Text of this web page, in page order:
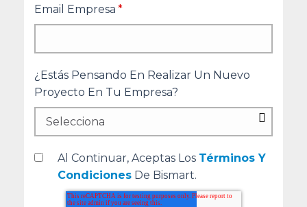
Email Empresa *
¿Estás Pensando En Realizar Un Nuevo
Proyecto En Tu Empresa?
Al Continuar, Aceptas Los Términos Y
Condiciones De Bismart.